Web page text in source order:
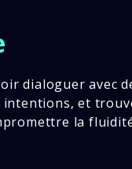
dialoguer avec
et
la